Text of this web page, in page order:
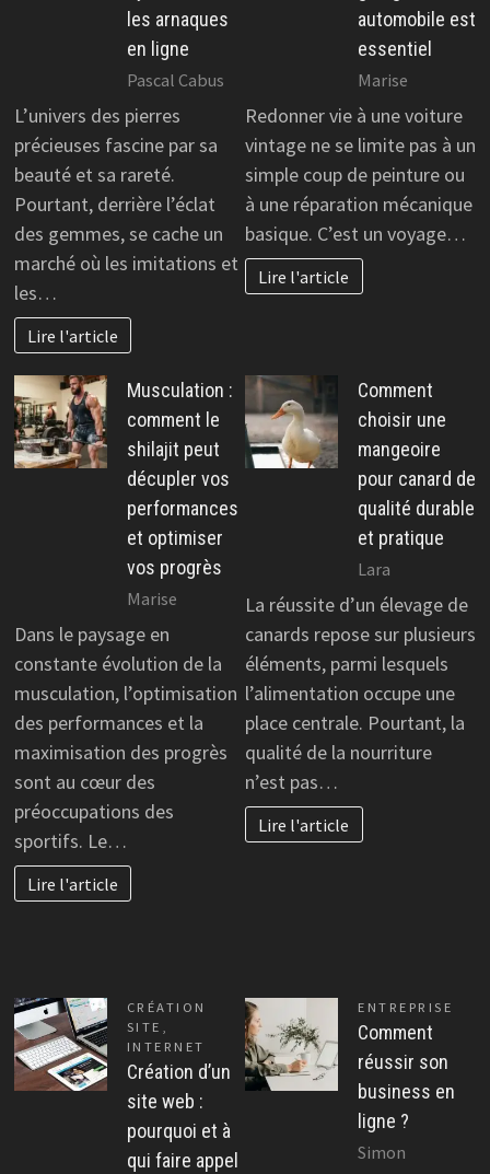
les arnaques
en ligne
Pascal Cabus
L’univers des pierres
précieuses fascine par sa
beauté et sa rareté.
Pourtant, derrière l’éclat
des gemmes, se cache un
marché où les imitations et
les…
Lire l'article
automobile est
essentiel
Marise
Redonner vie à une voiture
vintage ne se limite pas à un
simple coup de peinture ou
à une réparation mécanique
basique. C’est un voyage…
Lire l'article
Musculation :
comment le
shilajit peut
décupler vos
performances
et optimiser
vos progrès
Marise
Dans le paysage en
constante évolution de la
musculation, l’optimisation
des performances et la
maximisation des progrès
sont au cœur des
préoccupations des
sportifs. Le…
Lire l'article
Comment
choisir une
mangeoire
pour canard de
qualité durable
et pratique
Lara
La réussite d’un élevage de
canards repose sur plusieurs
éléments, parmi lesquels
l’alimentation occupe une
place centrale. Pourtant, la
qualité de la nourriture
n’est pas…
Lire l'article
CRÉATION
SITE
INTERNET
Création d’un
site web :
pourquoi et à
qui faire appel
ENTREPRISE
Comment
réussir son
business en
ligne ?
Simon